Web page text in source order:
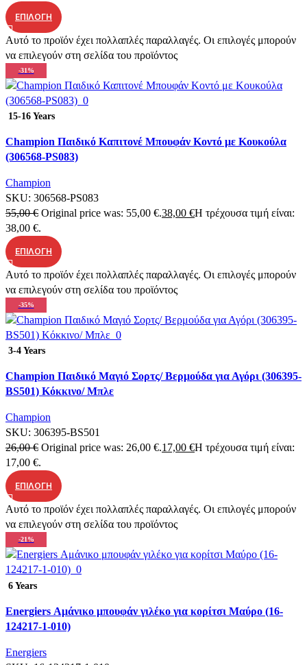
ΕΠΙΛΟΓΉ
Αυτό το προϊόν έχει πολλαπλές παραλλαγές. Οι επιλογές μπορούν
να επιλεγούν στη σελίδα του προϊόντος
-31%
Quick view
15-16 Years
Champion Παιδικό Καπιτονέ Μπουφάν Κοντό με Κουκούλα
(306568-PS083)
Champion
SKU: 306568-PS083
55,00€ Original price was: 55,00 €.38,00 €Η τρέχουσα τιμή είναι:
38,00 €.
ΕΠΙΛΟΓΉ
Αυτό το προϊόν έχει πολλαπλές παραλλαγές. Οι επιλογές μπορούν
να επιλεγούν στη σελίδα του προϊόντος
-35%
Quick view
3-4 Years
Champion Παιδικό Μαγιό Σορτς/ Βερμούδα για Αγόρι (306395-
BS501) Κόκκινο/ Μπλε
Champion
SKU: 306395-BS501
26,00€ Original price was: 26,00 €.17,00 €Η τρέχουσα τιμή είναι:
17,00 €.
ΕΠΙΛΟΓΉ
Αυτό το προϊόν έχει πολλαπλές παραλλαγές. Οι επιλογές μπορούν
να επιλεγούν στη σελίδα του προϊόντος
-21%
Quick view
6 Years
Energiers Αμάνικο μπουφάν γιλέκο για κορίτσι Μαύρο (16-
124217-1-010)
Energiers